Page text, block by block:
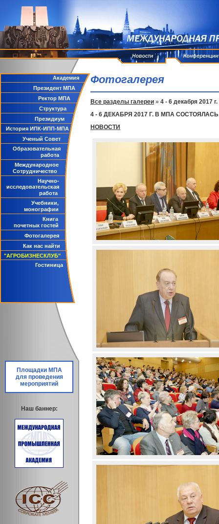
Академия
Президент МПА
Ректор МПА
Структура
Президиум
История ИПК-ИПП-МПА
Ученый Совет
Образовательная
работа
Международное
Сотрудничество
Научно-
исследовательская
работа
Учебники,
монографии
Книга
почетных гостей
Фотогалерея
Как нас найти
"АГРОБИЗНЕСКЛУБ"
Гостиница
Площадки МПА
для проведения
мероприятий
Наш баннер:
Фотогалерея
Все разделы галереи » 4 - 6 декабря 2017
4 - 6 ДЕКАБРЯ 2017 Г. В МПА
НОВОСТИ